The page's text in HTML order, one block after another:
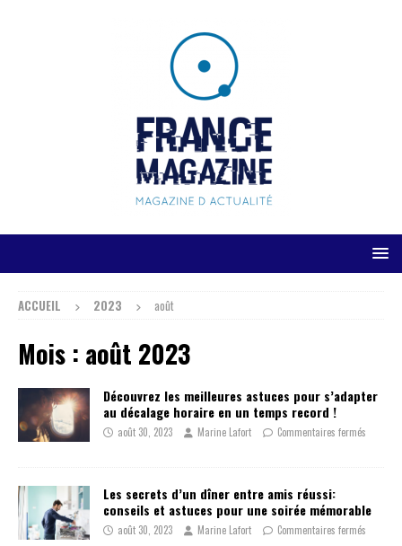
ACCUEIL 2023 août
Mois : août 2023
Découvrez les meilleures astuces pour s’adapter
au décalage horaire en un temps record !
août 30, 2023 Marine Lafort Commentaires fermés
Les secrets d’un dîner entre amis réussi:
conseils et astuces pour une soirée mémorable
août 30, 2023 Marine Lafort Commentaires fermés